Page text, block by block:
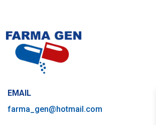
EMAIL
farma_gen@hotmail.com